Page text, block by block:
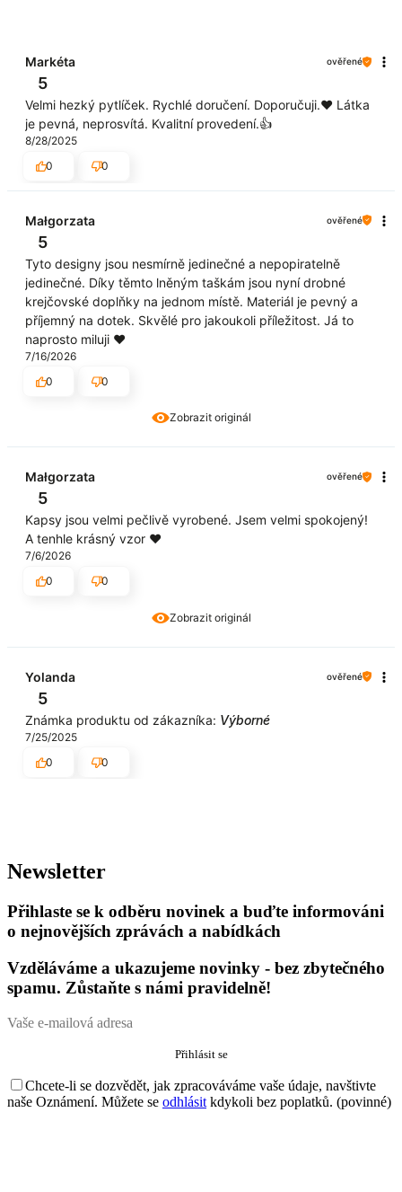
Markéta ověřené
5
Velmi hezký pytlíček. Rychlé doručení. Doporučuji.❤️ Látka
je pevná, neprosvítá. Kvalitní provedení.👍️
8/28/2025
0
0
Zobrazit originál
Małgorzata ověřené
5
Tyto designy jsou nesmírně jedinečné a nepopiratelně
jedinečné. Díky těmto lněným taškám jsou nyní drobné
krejčovské doplňky na jednom místě. Materiál je pevný a
příjemný na dotek. Skvělé pro jakoukoli příležitost. Já to
naprosto miluji ❤️
7/16/2026
0
0
Zobrazit originál
Małgorzata ověřené
5
Kapsy jsou velmi pečlivě vyrobené. Jsem velmi spokojený!
A tenhle krásný vzor ❤️
7/6/2026
0
0
Yolanda ověřené
5
Známka produktu od zákazníka: Výborné
7/25/2025
0
0
Newsletter
Přihlaste se k odběru novinek a buďte informováni
o nejnovějších zprávách a nabídkách
Vzděláváme a ukazujeme novinky - bez zbytečného
spamu. Zůstaňte s námi pravidelně!
Chcete-li se dozvědět, jak zpracováváme vaše údaje, navštivte
naše Oznámení. Můžete se odhlásit kdykoli bez poplatků. (povinné)